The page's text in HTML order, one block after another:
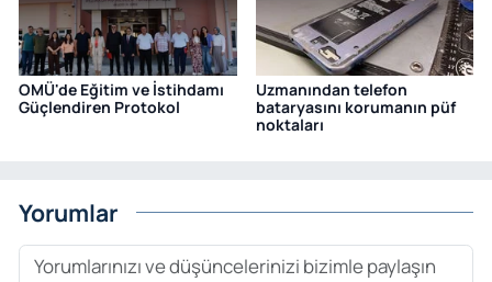
OMÜ'de Eğitim ve İstihdamı
Güçlendiren Protokol
Uzmanından telefon
bataryasını korumanın püf
noktaları
Yorumlar